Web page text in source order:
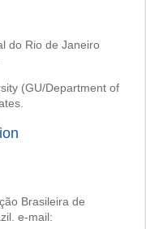
do Rio de Janeiro
(GU/Department of
Brasileira de
e-mail: